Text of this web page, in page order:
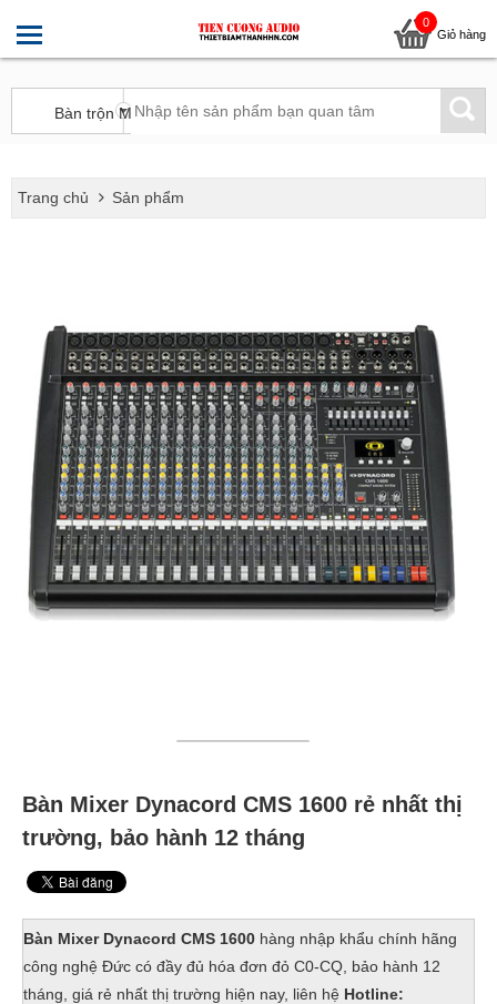
0
Giỏ hàng
Trang chủ Sản phẩm
Bàn Mixer Dynacord CMS 1600 rẻ nhất thị
trường, bảo hành 12 tháng
Bàn Mixer Dynacord CMS 1600 hàng nhập khẩu chính hãng
công nghệ Đức có đầy đủ hóa đơn đỏ C0-CQ, bảo hành 12
tháng, giá rẻ nhất thị trường hiện nay, liên hệ Hotline: